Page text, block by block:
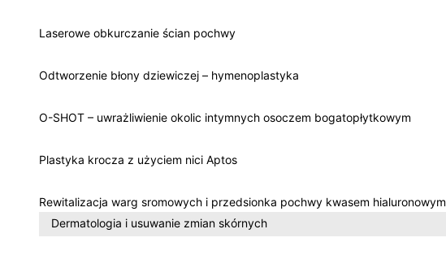
Laserowe obkurczanie ścian pochwy
Odtworzenie błony dziewiczej – hymenoplastyka
O-SHOT – uwrażliwienie okolic intymnych osoczem bogatopłytkowym
Plastyka krocza z użyciem nici Aptos
Rewitalizacja warg sromowych i przedsionka pochwy kwasem hialuronowym
Dermatologia i usuwanie zmian skórnych